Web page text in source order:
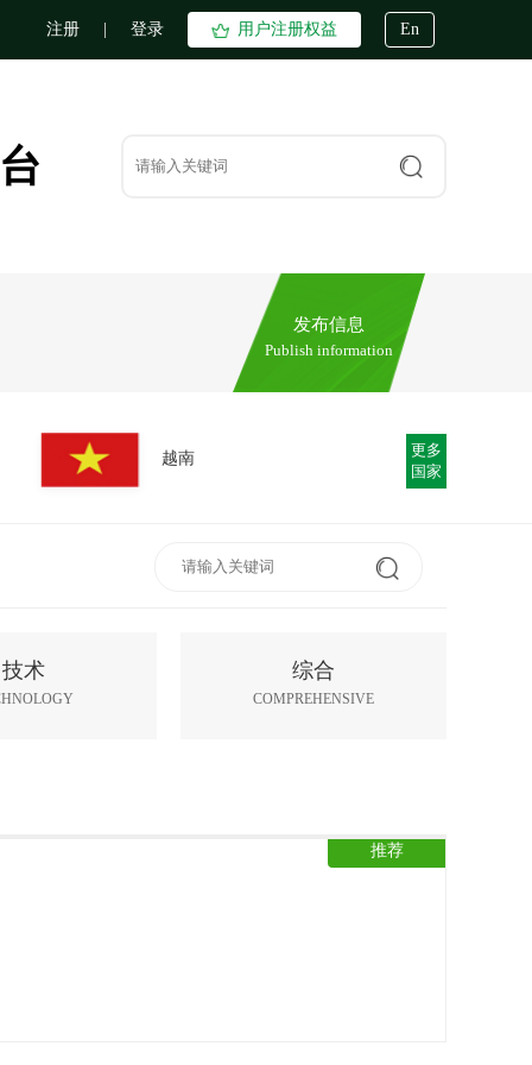
注册 登录 用户注册权益 En
发布信息
Publish information
越南
更多
国家
技术 综合
COMPREHENSIVE
推荐